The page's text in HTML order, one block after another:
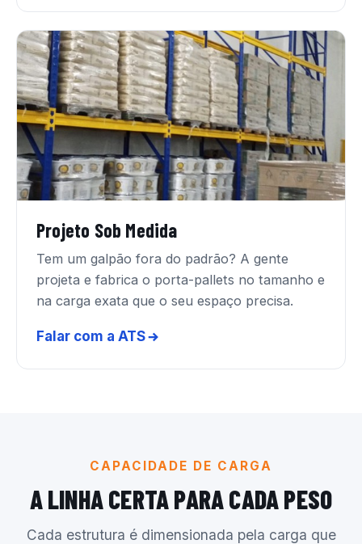
Projeto Sob Medida
Tem um galpão fora do padrão? A gente
projeta e fabrica o porta-pallets no tamanho e
na carga exata que o seu espaço precisa.
Falar com a ATS
CAPACIDADE DE CARGA
A LINHA CERTA PARA CADA PESO
Cada estrutura é dimensionada pela carga que